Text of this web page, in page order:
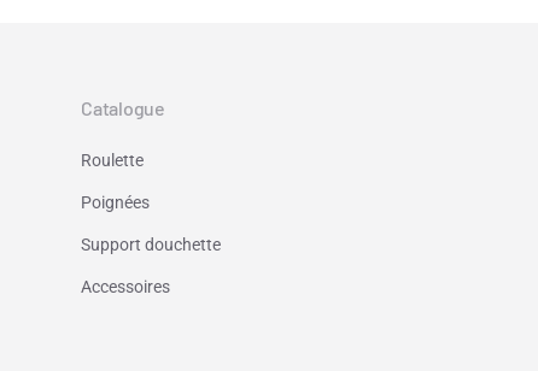
Catalogue
Roulette
Poignées
Support douchette
Accessoires